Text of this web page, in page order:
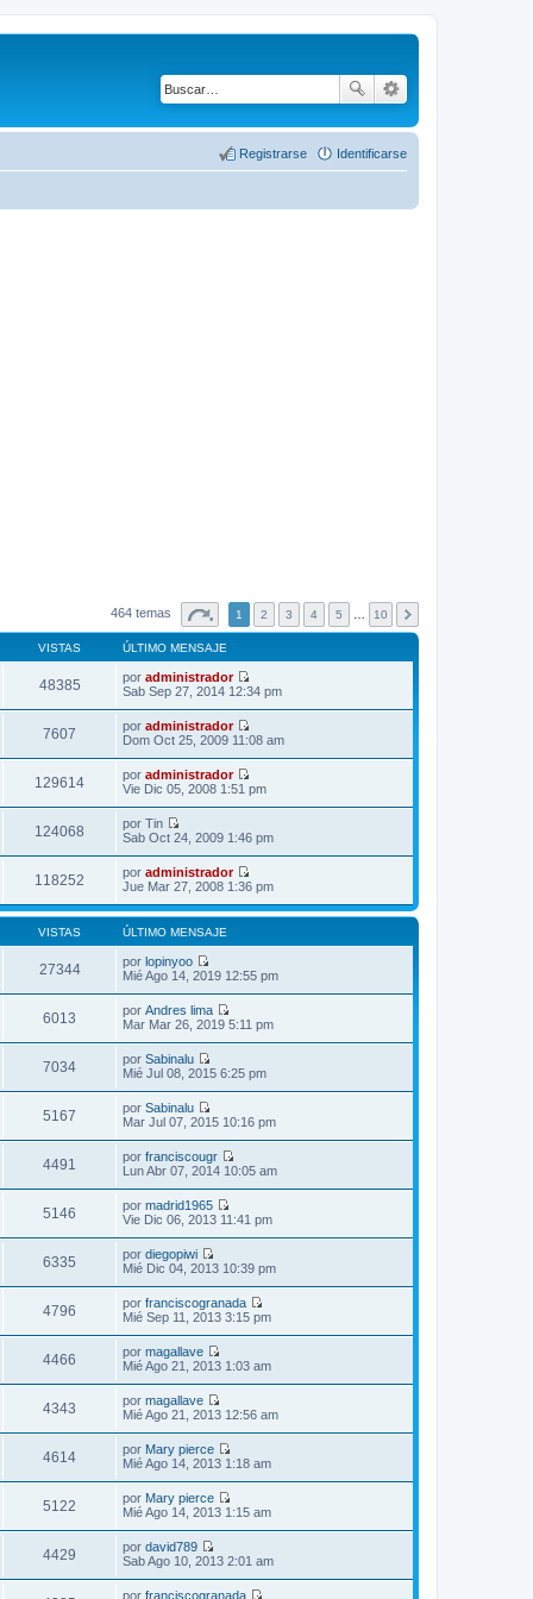
Identificarse
Registrarse
464 temas 1 2 3 4 5 10
VISTAS ÚLTIMO MENSAJE
48385 por administrador
V
l
t
m
e
n
s
j
e
Sab Sep 27, 2014 12:34 pm
7607 por administrador
V
l
t
m
e
n
s
e
Dom Oct 25, 2009 11:08 am
129614 por administrador
V
e
l
t
m
m
n
a
Vie Dic 05, 2008 1:51 pm
124068 por Tin
V
ú
l
t
i
m
o
m
e
n
s
a
e
Sab Oct 24, 2009 1:46 pm
118252 por administrador
V
e
r
i
m
o
e
n
a
j
Jue Mar 27, 2008 1:36 pm
VISTAS ÚLTIMO MENSAJE
27344 por lopinyoo
V
ú
l
t
m
e
n
s
a
j
e
Mié Ago 14, 2019 12:55 pm
6013 por Andres lima
V
l
t
m
m
e
n
s
j
e
Mar Mar 26, 2019 5:11 pm
7034 por Sabinalu
V
l
t
i
m
m
e
n
s
a
j
e
Mié Jul 08, 2015 6:25 pm
5167 por Sabinalu
V
ú
l
t
i
m
m
e
n
s
a
j
e
Mar Jul 07, 2015 10:16 pm
4491 por franciscougr
V
l
t
m
m
e
n
s
j
e
Lun Abr 07, 2014 10:05 am
5146 por madrid1965
V
l
t
i
m
n
s
j
e
Vie Dic 06, 2013 11:41 pm
6335 por diegopiwi
V
ú
l
t
i
m
m
e
n
s
a
j
e
Mié Dic 04, 2013 10:39 pm
4796 por franciscogranada
V
t
m
n
s
j
e
Mié Sep 11, 2013 3:15 pm
4466 por magallave
V
l
t
i
m
m
e
n
s
j
e
Mié Ago 21, 2013 1:03 am
4343 por magallave
V
r
ú
l
t
i
m
e
n
s
Mié Ago 21, 2013 12:56 am
4614 por Mary pierce
V
l
t
m
m
Mié Ago 14, 2013 1:18 am
5122 por Mary pierce
V
l
t
i
Mié Ago 14, 2013 1:15 am
4429 por david789
V
Sab Ago 10, 2013 2:01 am
por franciscogranada